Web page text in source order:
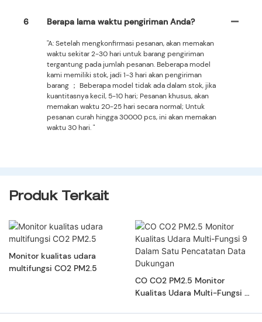
6 Berapa lama waktu pengiriman Anda?
"A: Setelah mengkonfirmasi pesanan, akan memakan
waktu sekitar 2-30 hari untuk barang pengiriman
tergantung pada jumlah pesanan. Beberapa model
kami memiliki stok, jadi 1-3 hari akan pengiriman
barang ； Beberapa model tidak ada dalam stok, jika
kuantitasnya kecil, 5-10 hari; Pesanan khusus, akan
memakan waktu 20-25 hari secara normal; Untuk
pesanan curah hingga 30000 pcs, ini akan memakan
waktu 30 hari. "
Produk Terkait
Monitor kualitas udara
multifungsi CO2 PM2.5
CO CO2 PM2.5 Monitor
Kualitas Udara Multi-Fungsi 9
Dukungan